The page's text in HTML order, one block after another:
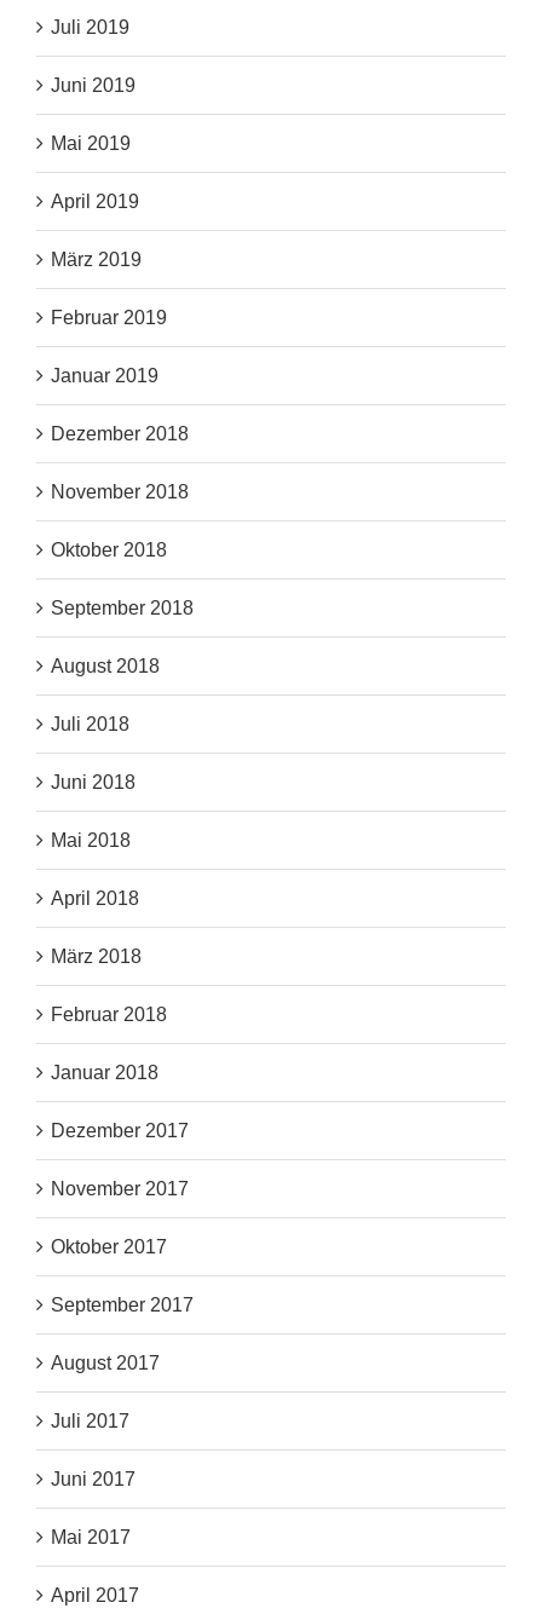
Juli 2019
Juni 2019
Mai 2019
April 2019
März 2019
Februar 2019
Januar 2019
Dezember 2018
November 2018
Oktober 2018
September 2018
August 2018
Juli 2018
Juni 2018
Mai 2018
April 2018
März 2018
Februar 2018
Januar 2018
Dezember 2017
November 2017
Oktober 2017
September 2017
August 2017
Juli 2017
Juni 2017
Mai 2017
April 2017